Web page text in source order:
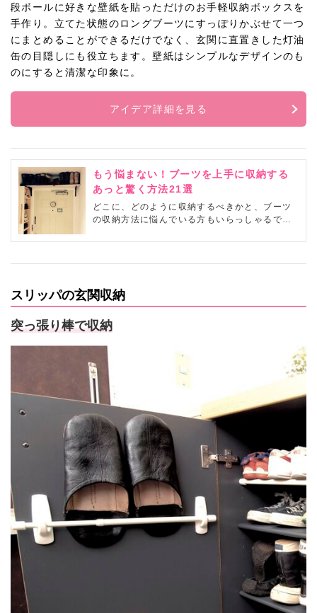
段ボールに好きな壁紙を貼っただけのお手軽収納ボックスを
手作り。立てた状態のロングブーツにすっぽりかぶせて一つ
にまとめることができるだけでなく、玄関に直置きした灯油
缶の目隠しにも役立ちます。壁紙はシンプルなデザインのも
のにすると清潔な印象に。
アイデア詳細を見る
もう悩まない！ブーツを上手に収納する
あっと驚く方法21選
どこに、どのように収納するべきかと、ブーツ
の収納方法に悩んでいる方もいらっしゃるでし
する方法など、ブーツを収納する際のコツやポ
スリッパの玄関収納
突っ張り棒で収納